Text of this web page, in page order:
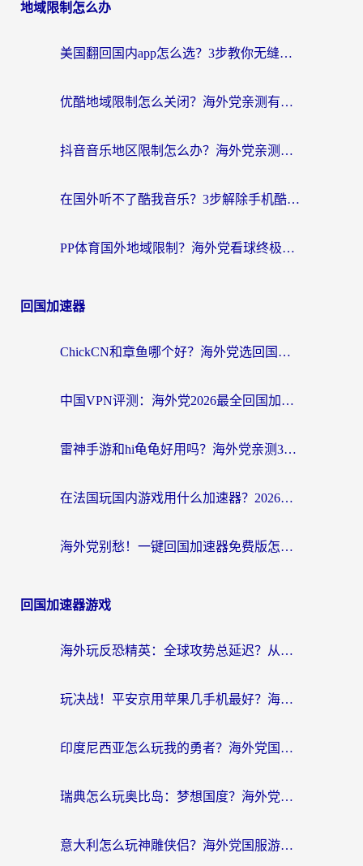
地域限制怎么办
美国翻回国内app怎么选？3步教你无缝刷剧、登12123、访问国内网站
优酷地域限制怎么关闭？海外党亲测有效的追剧加速器选择指南
抖音音乐地区限制怎么办？海外党亲测有效的听歌自由指南
在国外听不了酷我音乐？3步解除手机酷我音乐海外限制，附实测好用加速器
PP体育国外地域限制？海外党看球终极方案：从欧洲杯到奥运会，中文解说不卡顿！
回国加速器
ChickCN和章鱼哪个好？海外党选回国加速器的3个关键维度 + 实用避坑指南
中国VPN评测：海外党2026最全回国加速器选择指南，告别地区限制不踩坑
雷神手游和hi龟龟好用吗？海外党亲测3款回国加速器，教你选对国外到国内加速器
在法国玩国内游戏用什么加速器？2026实测解决延迟卡顿的实用指南
海外党别愁！一键回国加速器免费版怎么选？从踩坑到流畅访问的全攻略
回国加速器游戏
海外玩反恐精英：全球攻势总延迟？从瑞典玩神武4到外国玩黎明觉醒，选对加速器才是关键！
玩决战！平安京用苹果几手机最好？海外党必看的设备+加速器双攻略
印度尼西亚怎么玩我的勇者？海外党国服游戏加速避坑指南（附实况五行师解决方案）
瑞典怎么玩奥比岛：梦想国度？海外党亲测有效的国服游戏加速全攻略
意大利怎么玩神雕侠侣？海外党国服游戏加速终极指南（附欧洲玩王者王国保卫战4不卡技巧）